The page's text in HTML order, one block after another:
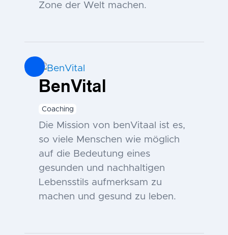
Zone der Welt machen.
BenVital
Coaching
Die Mission von benVitaal ist es,
so viele Menschen wie möglich
auf die Bedeutung eines
gesunden und nachhaltigen
Lebensstils aufmerksam zu
machen und gesund zu leben.